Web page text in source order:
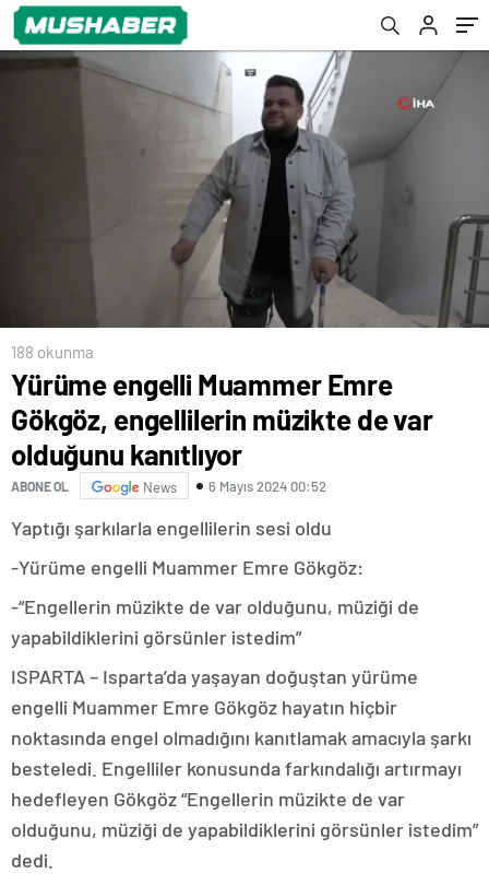
kanıtlıyor
188 okunma
Yürüme engelli Muammer Emre
Gökgöz, engellilerin müzikte de var
olduğunu kanıtlıyor
ABONE OL News 6 Mayıs 2024 00:52
Yaptığı şarkılarla engellilerin sesi oldu
-Yürüme engelli Muammer Emre Gökgöz:
-“Engellerin müzikte de var olduğunu, müziği de
yapabildiklerini görsünler istedim”
ISPARTA – Isparta’da yaşayan doğuştan yürüme
engelli Muammer Emre Gökgöz hayatın hiçbir
noktasında engel olmadığını kanıtlamak amacıyla şarkı
besteledi. Engelliler konusunda farkındalığı artırmayı
hedefleyen Gökgöz “Engellerin müzikte de var
olduğunu, müziği de yapabildiklerini görsünler istedim”
dedi.
Ediyor